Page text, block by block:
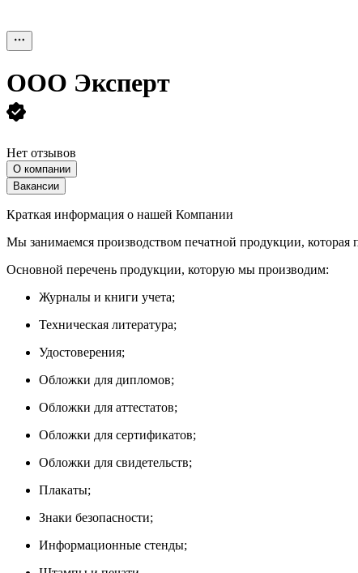
ООО Эксперт
Нет отзывов
О компании
Вакансии
Краткая информация о нашей Компании
Мы занимаемся производством печатной продукции,
Основной перечень продукции, которую мы производим:
Журналы и книги учета;
Техническая литература;
Удостоверения;
Обложки для дипломов;
Обложки для аттестатов;
Обложки для сертификатов;
Обложки для свидетельств;
Плакаты;
Знаки безопасности;
Информационные стенды;